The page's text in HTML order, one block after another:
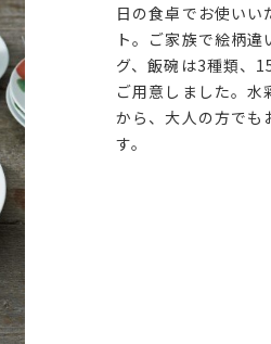
日の食卓でお使いい
ト。ご家族で絵柄
グ、飯碗は3種類、
ご用意しました。水
から、大人の方でも
す。